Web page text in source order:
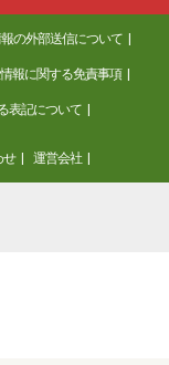
の外部送信について
報に関する免責事項
表記について
せ 運営会社